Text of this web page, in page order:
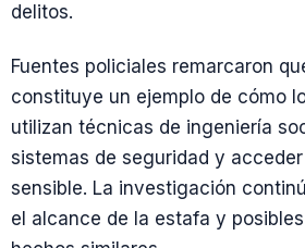
delitos.
Fuentes policiales remarcaron
constituye un ejemplo de cómo
utilizan técnicas de ingeniería
sistemas de seguridad y
sensible. La investigación
el alcance de la estafa y